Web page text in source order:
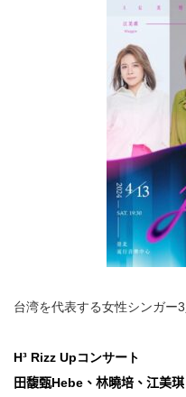
台湾を代表する女性シンガー3
H³ Rizz Upコンサート
田馥甄Hebe 、林曉培、江美琪